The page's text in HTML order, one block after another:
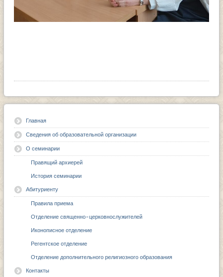
Главная
Сведения об образовательной организации
О семинарии
Правящий архиерей
История семинарии
Абитуриенту
Правила приема
Отделение священно-церковнослужителей
Иконописное отделение
Регентское отделение
Отделение дополнительного религиозного образования
Контакты